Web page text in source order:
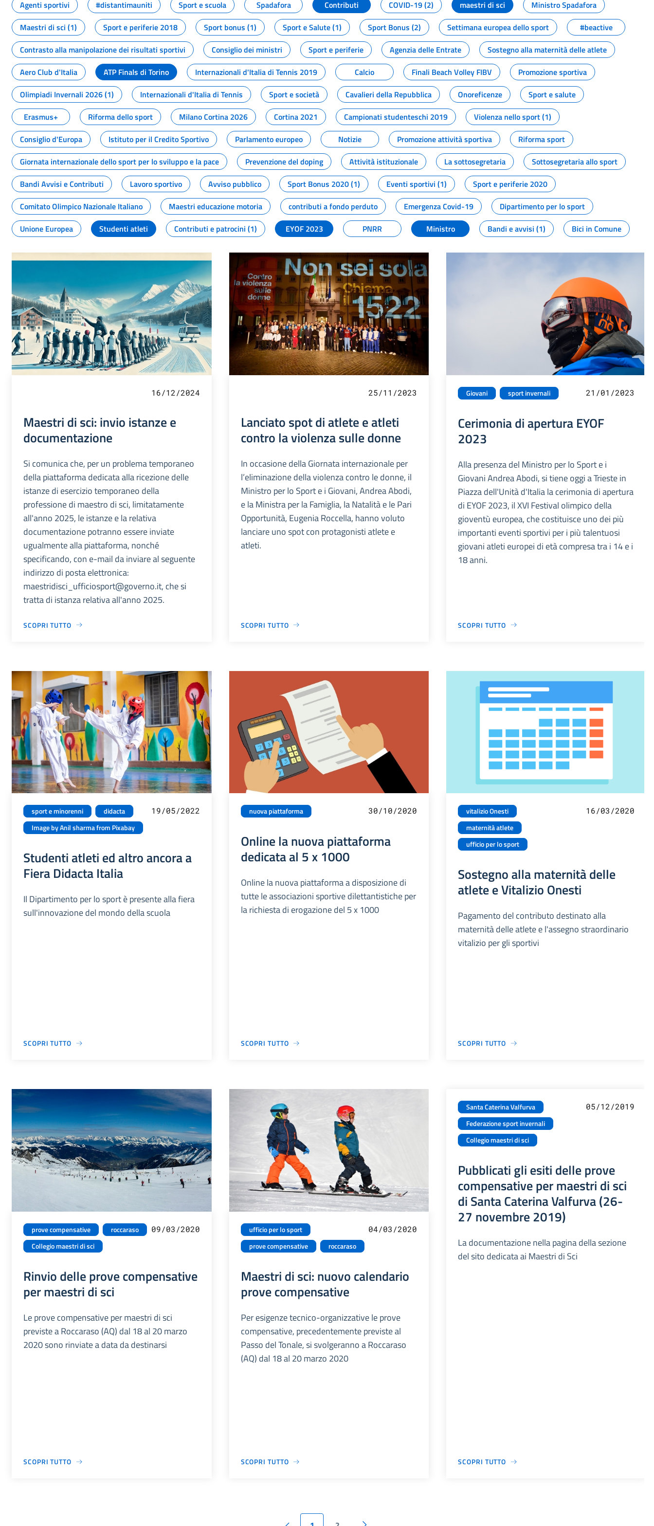
Agenti sportivi
#distantimauniti Sport e scuola Spadafora Contributi COVID-19 (2) maestri di sci
Ministro Spadafora
Maestri di sci (1)
Sport e periferie 2018 Sport bonus (1) Sport e Salute (1) Sport Bonus (2) Settimana europea dello sport
#beactive
Contrasto alla manipolazione dei risultati sportivi
Consiglio dei ministri Sport e periferie Agenzia delle Entrate
Sostegno alla maternità delle atlete
Aero Club d'Italia
ATP Finals di Torino Internazionali d'Italia di Tennis 2019 Calcio Finali Beach Volley FIBV
Promozione sportiva
Olimpiadi Invernali 2026 (1)
Internazionali d'Italia di Tennis Sport e società Cavalieri della Repubblica Onoreficenze
Sport e salute
Erasmus+
Riforma dello sport Milano Cortina 2026 Cortina 2021 Campionati studenteschi 2019
Violenza nello sport (1)
Consiglio d'Europa
Istituto per il Credito Sportivo Parlamento europeo Notizie Promozione attività sportiva
Riforma sport
Giornata internazionale dello sport per lo sviluppo e la pace
Prevenzione del doping Attività istituzionale La sottosegretaria
Sottosegretaria allo sport
Bandi Avvisi e Contributi
Lavoro sportivo Avviso pubblico Sport Bonus 2020 (1) Eventi sportivi (1)
Sport e periferie 2020
Comitato Olimpico Nazionale Italiano
Maestri educazione motoria contributi a fondo perduto Emergenza Covid-19
Dipartimento per lo sport
Unione Europea
Studenti atleti Contributi e patrocini (1) EYOF 2023 PNRR Ministro Bandi e avvisi (1) Bici in Comune
16/12/2024
Maestri di sci: invio istanze e
documentazione
Si comunica che, per un problema temporaneo
della piattaforma dedicata alla ricezione delle
istanze di esercizio temporaneo della
professione di maestro di sci, limitatamente
all'anno 2025, le istanze e la relativa
documentazione potranno essere inviate
ugualmente alla piattaforma, nonché
specificando, con e-mail da inviare al seguente
indirizzo di posta elettronica:
maestridisci_ufficiosport@governo.it, che si
tratta di istanza relativa all'anno 2025.
SCOPRI TUTTO
25/11/2023
Lanciato spot di atlete e atleti
contro la violenza sulle donne
In occasione della Giornata internazionale per
l’eliminazione della violenza contro le donne, il
Ministro per lo Sport e i Giovani, Andrea Abodi,
e la Ministra per la Famiglia, la Natalità e le Pari
Opportunità, Eugenia Roccella, hanno voluto
lanciare uno spot con protagonisti atlete e
atleti.
SCOPRI TUTTO
Giovani sport invernali 21/01/2023
Cerimonia di apertura EYOF
2023
Alla presenza del Ministro per lo Sport e i
Giovani Andrea Abodi, si tiene oggi a Trieste in
Piazza dell'Unità d'Italia la cerimonia di apertura
di EYOF 2023, il XVI Festival olimpico della
gioventù europea, che costituisce uno dei più
importanti eventi sportivi per i più talentuosi
giovani atleti europei di età compresa tra i 14 e i
18 anni.
SCOPRI TUTTO
sport e minorenni
didacta
Image by Anil sharma from Pixabay
19/05/2022
Studenti atleti ed altro ancora a
Fiera Didacta Italia
Il Dipartimento per lo sport è presente alla fiera
sull'innovazione del mondo della scuola
SCOPRI TUTTO
nuova piattaforma 30/10/2020
Online la nuova piattaforma
dedicata al 5 x 1000
Online la nuova piattaforma a disposizione di
tutte le associazioni sportive dilettantistiche per
la richiesta di erogazione del 5 x 1000
SCOPRI TUTTO
vitalizio Onesti
maternità atlete
ufficio per lo sport
16/03/2020
Sostegno alla maternità delle
atlete e Vitalizio Onesti
Pagamento del contributo destinato alla
maternità delle atlete e l'assegno straordinario
vitalizio per gli sportivi
SCOPRI TUTTO
prove compensative
roccaraso
Collegio maestri di sci
09/03/2020
Rinvio delle prove compensative
per maestri di sci
Le prove compensative per maestri di sci
previste a Roccaraso (AQ) dal 18 al 20 marzo
2020 sono rinviate a data da destinarsi
SCOPRI TUTTO
ufficio per lo sport
prove compensative
roccaraso
04/03/2020
Maestri di sci: nuovo calendario
prove compensative
Per esigenze tecnico-organizzative le prove
compensative, precedentemente previste al
Passo del Tonale, si svolgeranno a Roccaraso
(AQ) dal 18 al 20 marzo 2020
SCOPRI TUTTO
Santa Caterina Valfurva
Federazione sport invernali
Collegio maestri di sci
05/12/2019
Pubblicati gli esiti delle prove
compensative per maestri di sci
di Santa Caterina Valfurva (26-
27 novembre 2019)
La documentazione nella pagina della sezione
del sito dedicata ai Maestri di Sci
SCOPRI TUTTO